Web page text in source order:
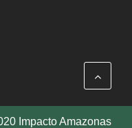
Impacto Amazonas